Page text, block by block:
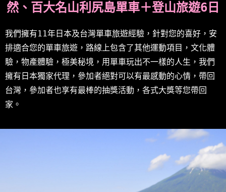
然、百大名山利尻島單車＋登山旅遊6日
我們擁有11年日本及台灣單車旅遊經驗，針對您的喜好，安
排適合您的單車旅遊，路線上包含了其他運動項目，文化體
驗，物產體驗，極美秘境，用單車玩出不一樣的人生，我們
擁有日本獨家代理，參加者絕對可以有最感動的心情，帶回
台灣，參加者也享有最棒的抽獎活動，各式大獎等您帶回
家。